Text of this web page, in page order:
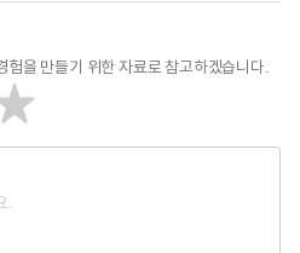
을 만들기 위한 자료로 참고하겠습니다.